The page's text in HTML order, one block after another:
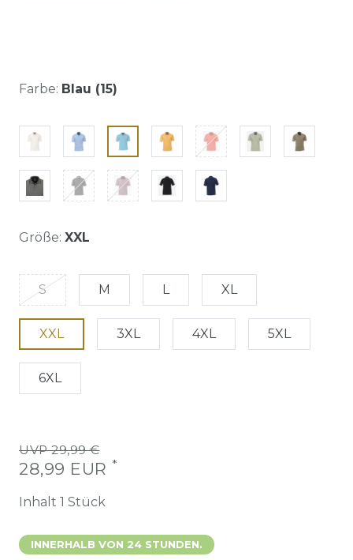
Farbe: Blau (15)
Größe: XXL
S M L XL
XXL 3XL 4XL 5XL
6XL
UVP 29,99 €
28,99 EUR *
Inhalt 1 Stück
INNERHALB VON 24 STUNDEN.